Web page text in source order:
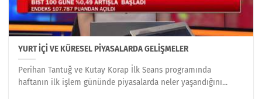
YURT İÇİ VE KÜRESEL PİYASALARDA GELİŞMELER
Perihan Tantuğ ve Kutay Korap İlk Seans programında
haftanın ilk işlem gününde piyasalarda neler yaşandığını...